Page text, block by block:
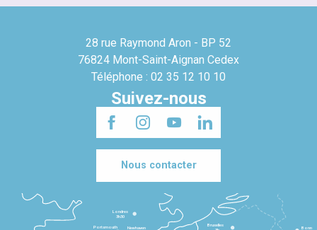
28 rue Raymond Aron - BP 52
76824 Mont-Saint-Aignan Cedex
Téléphone : 02 35 12 10 10
Suivez-nous
Nous contacter
Bruxelles
Londres
3h30
Newhaven
Portsmouth Bonn